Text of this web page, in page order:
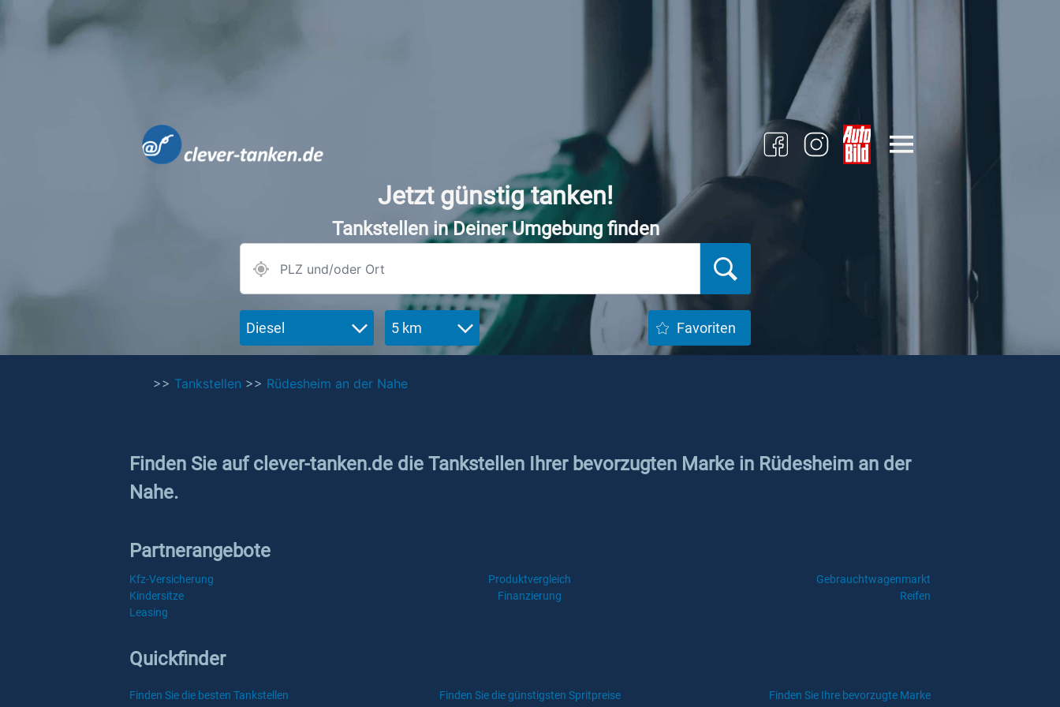
Jetzt günstig tanken!
Tankstellen in Deiner Umgebung finden
Diesel 5 km Favoriten
>> Tankstellen >> Rüdesheim an der Nahe
Finden Sie auf clever-tanken.de die Tankstellen Ihrer bevorzugten Marke in Rüdesheim an der
Nahe.
Partnerangebote
Kfz-Versicherung Produktvergleich
Gebrauchtwagenmarkt
Kindersitze
Finanzierung
Reifen
Leasing
Quickfinder
Finden Sie die besten Tankstellen Finden Sie die günstigsten Spritpreise Finden Sie Ihre bevorzugte Marke